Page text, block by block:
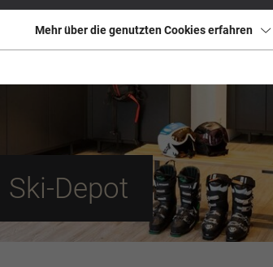
Ski-Depot
Mehr über die genutzten Cookies erfahren